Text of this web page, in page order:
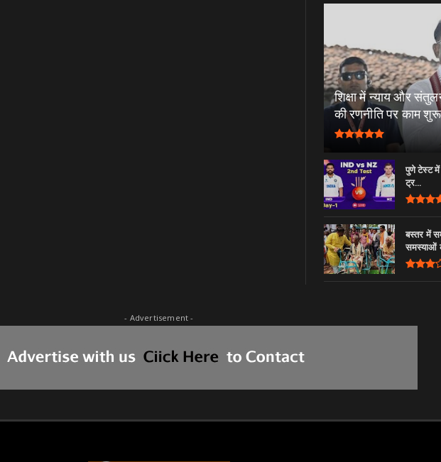
शिक्षा में न्याय और
की रणनीति पर काम शुरू
पुणे टेस्ट में
ट्र...
बस्तर में
समस्याओं
- Advertisement -